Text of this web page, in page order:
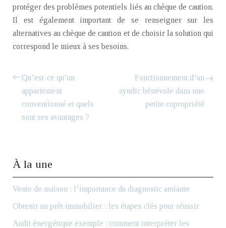
protéger des problèmes potentiels liés au chèque de caution.
Il est également important de se renseigner sur les
alternatives au chèque de caution et de choisir la solution qui
correspond le mieux à ses besoins.
Qu’est-ce qu’un
appartement
conventionné et quels
sont ses avantages ?
Fonctionnement d’un
syndic bénévole dans une
petite copropriété
À la une
Vente de maison : l’importance du diagnostic amiante
Obtenir un prêt immobilier : les étapes clés pour réussir
Audit énergétique exemple : comment interpréter les